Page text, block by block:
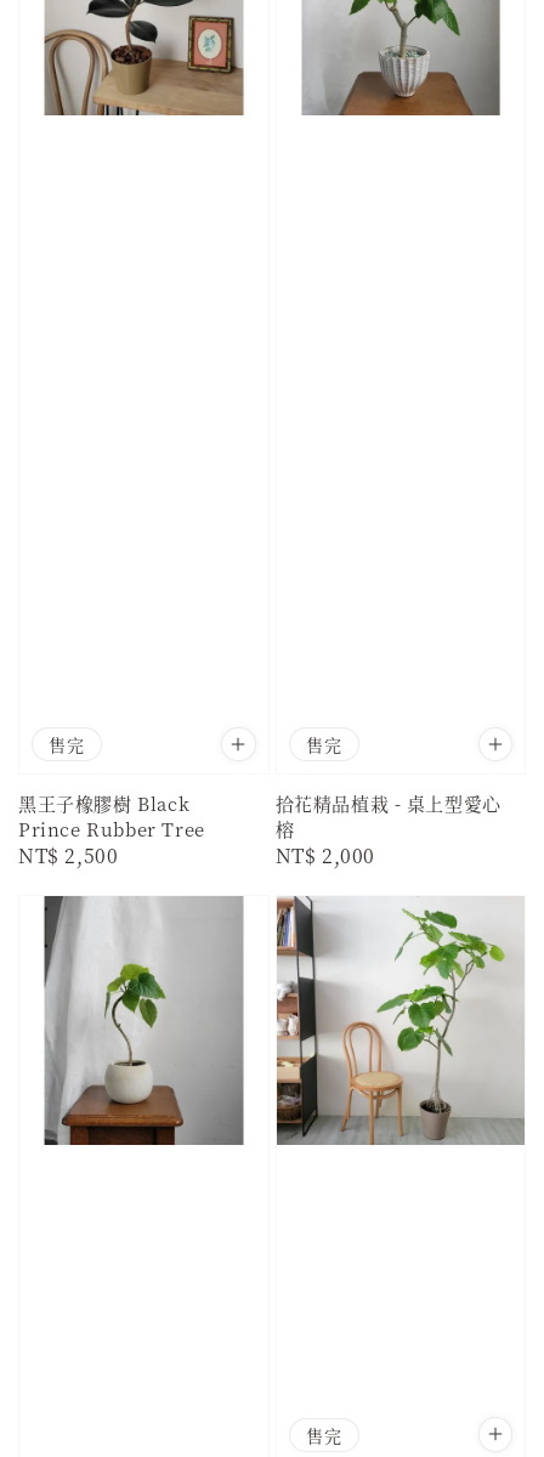
售完
黑王子橡膠樹 Black
Prince Rubber Tree
Regular
NT$ 2,500
售完
拾花精品植栽 - 桌上型愛心
榕
Regular
NT$ 2,000
售完